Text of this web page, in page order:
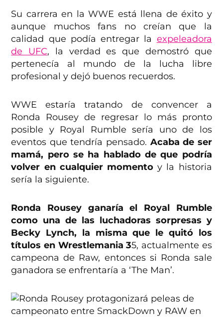
Su carrera en la WWE está llena de éxito y
aunque muchos fans no creían que la
calidad que podía entregar la expeleadora
de UFC, la verdad es que demostró que
pertenecía al mundo de la lucha libre
profesional y dejó buenos recuerdos.
WWE estaría tratando de convencer a
Ronda Rousey de regresar lo más pronto
posible y Royal Rumble sería uno de los
eventos que tendría pensado. Acaba de ser
mamá, pero se ha hablado de que podría
volver en cualquier momento y la historia
sería la siguiente.
Ronda Rousey ganaría el Royal Rumble
como una de las luchadoras sorpresas y
Becky Lynch, la misma que le quitó los
títulos en Wrestlemania 35, actualmente es
campeona de Raw, entonces si Ronda sale
ganadora se enfrentaría a ‘The Man’.